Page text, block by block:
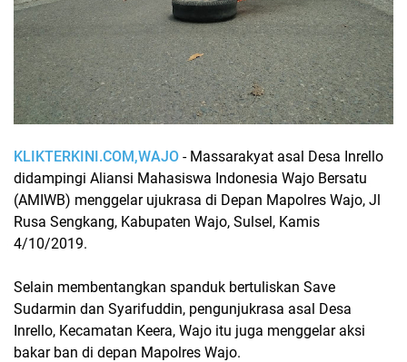
KLIKTERKINI.COM,WAJO - Massarakyat asal Desa Inrello
didampingi Aliansi Mahasiswa Indonesia Wajo Bersatu
(AMIWB) menggelar ujukrasa di Depan Mapolres Wajo, Jl
Rusa Sengkang, Kabupaten Wajo, Sulsel, Kamis
4/10/2019.
Selain membentangkan spanduk bertuliskan Save
Sudarmin dan Syarifuddin, pengunjukrasa asal Desa
Inrello, Kecamatan Keera, Wajo itu juga menggelar aksi
bakar ban di depan Mapolres Wajo.